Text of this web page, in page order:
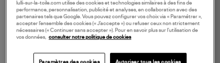
lulli-sur-la-toile.com utilise des cookies et technologies similaires à des fins de
performance, personnalisation, publicité et analyses, en collaboration avec des
partenaires tels que Google. Vous pouvez configurer vos choix via « Paramétrer »,
accepter l’ensemble des cookies (« J’accepte ») ou refuser ceux non strictement
nécessaires (« Continuer sans accepter »). Pour en savoir plus sur l’utilisation de
vos données, consulter notre politique de cookies